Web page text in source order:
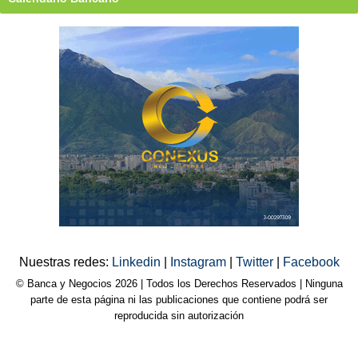
Nuestras redes: Linkedin Instagram Twitter Facebook
© Banca y Negocios 2026 | Todos los Derechos Reservados | Ninguna
parte de esta página ni las publicaciones que contiene podrá ser
reproducida sin autorización